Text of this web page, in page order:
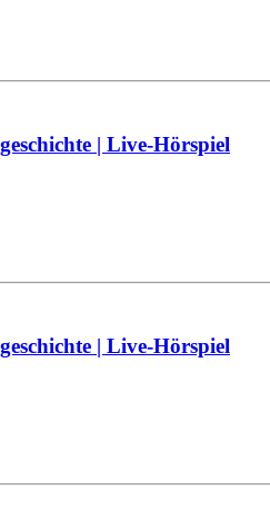
| Live-Hörspiel
| Live-Hörspiel